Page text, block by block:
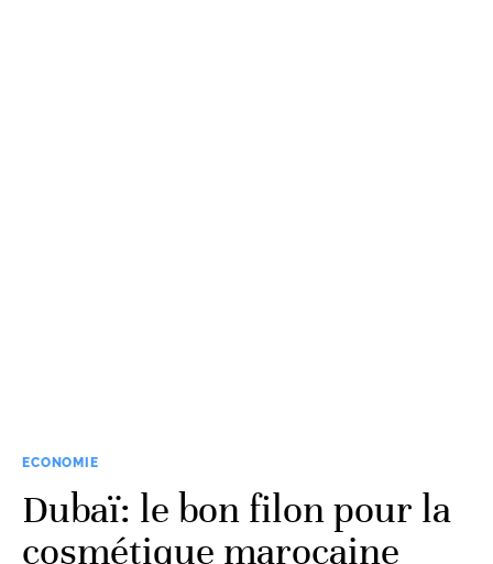
ECONOMIE
Dubaï: le bon filon pour la
cosmétique marocaine